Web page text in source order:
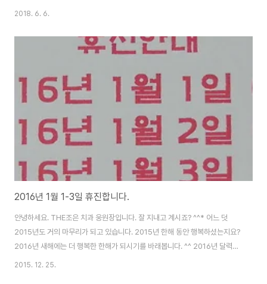
않고 있습니다. 이유는 투명교정으로는 원하는 치아이동을 달성하기 어렵기 때
는데 투명교정 장치는 초진시, 일어날 치아이동을 미리 예측하여 장치를 제작
하게 되므로 문제가 발생할 위험이 있습니다. 컴퓨터를 통해 치아이동을 예측
한 또 다른 시리즈의 투명교정장치를 제작하는 것에는 한계가 있기 때문입니
다. 2. 그리고, 투명교정 장치는 환자..
2018. 6. 6.
2016년 1월 1-3일 휴진합니다.
안녕하세요. THE조은 치과 웅원장입니다. 잘 지내고 계시죠? ^^* 어느 덧
2015년도 거의 마무리가 되고 있습니다. 2015년 한해 동안 행복하셨는지요?
2016년 새해에는 더 행복한 한해가 되시기를 바래봅니다. ^^ 2016년 달력을
보니 1월1일이 금요일이라 1월2일 토요일만 쉬면 3일동안 연휴가 되더군요.
2015. 12. 25.